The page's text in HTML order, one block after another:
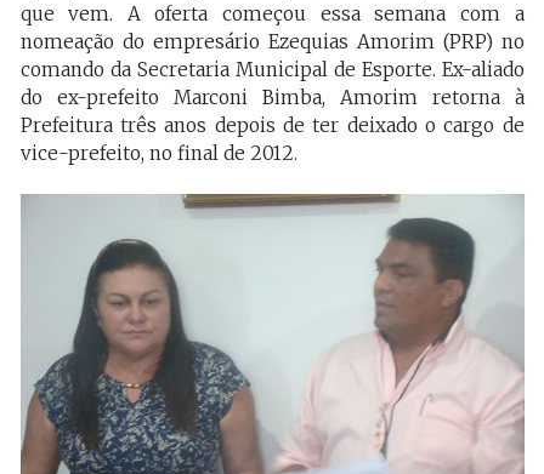
que vem. A oferta começou essa semana com a
nomeação do empresário Ezequias Amorim (PRP) no
comando da Secretaria Municipal de Esporte. Ex-aliado
do ex-prefeito Marconi Bimba, Amorim retorna à
Prefeitura três anos depois de ter deixado o cargo de
vice-prefeito, no final de 2012.